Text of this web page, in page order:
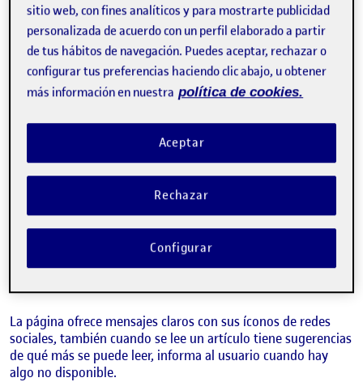
1- Visibilidad del estado del sistema:
El sitio nunca le informa al usuario que algo está cargando o
que está a punto de suceder algo. A veces simplemente
pasa, otras veces no sucede ninguna acción, o los botones
2- Adecuación entre el
sistema y el mundo real:
La página ofrece mensajes claros con sus íconos de redes
sociales, también cuando se lee un artículo tiene sugerencias
de qué más se puede leer, informa al usuario cuando hay
algo no disponible.
sitio web, con fines analíticos y para mostrarte publicidad
personalizada de acuerdo con un perfil elaborado a partir
de tus hábitos de navegación. Puedes aceptar, rechazar o
configurar tus preferencias haciendo clic abajo, u obtener
más información en nuestra política de cookies.
Rechazar
Aceptar
Configurar